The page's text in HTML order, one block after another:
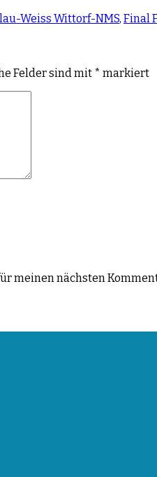
Weiss Wittorf-NMS, Final
Felder sind mit * markiert
meinen nächsten